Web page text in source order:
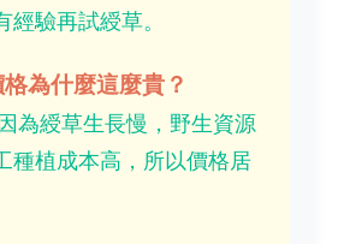
經驗再試綬草。
為什麼這麼貴？
為綬草生長慢，野生資源
種植成本高，所以價格居